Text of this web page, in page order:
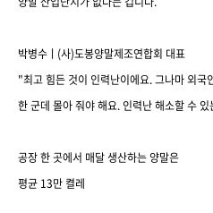
박병수ㅣ (사)도봉양말제조연합회 대표
"최고 힘든 것이 인력난이에요.그나마 외국
한 군데 몰아 줘야 해요. 인력난 해소할 수
공장 한 곳에서 매달 생산하는 양말은
평균 13만 켤레